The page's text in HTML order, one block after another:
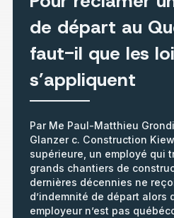
de départ au
faut-il que les
s’appliquent
Par Me Paul-Matthieu
Glanzer c. Construction
supérieure, un employé qui
grands chantiers de
dernières décennies ne
d’indemnité de départ alors
employeur n’est pas